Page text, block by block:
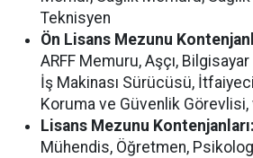
Teknisyen
Ön Lisans Mezunu
ARFF Memuru, Aşçı, Bilgisayar
İş Makinası Sürücüsü,
Koruma ve Güvenlik Görevlisi,
Lisans Mezunu Kontenjanları:
Mühendis, Öğretmen,